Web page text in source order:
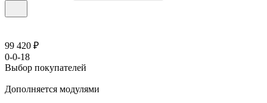
99 420 ₽
0-0-18
Выбор покупателей
Дополняется модулями